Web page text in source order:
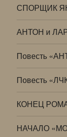
СПОРЩИК
АНТОН и
Повесть
Повесть
КОНЕЦ
НАЧАЛО